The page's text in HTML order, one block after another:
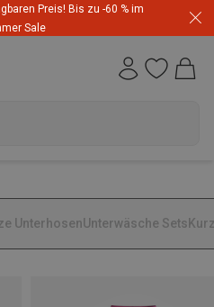
Preis! Bis zu -60 % im
Sale
Unterhosen Unterwäsche Sets